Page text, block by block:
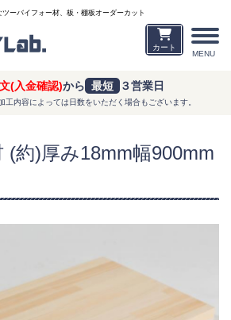
MENU
ーバイフォー材、板・棚板オーダーカット
カート
(入金確認)から 最短 ３営業日
内容によっては日数をいただく場合もございます。
(約)厚み18mm幅900mm